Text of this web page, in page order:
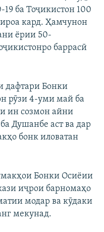
ба Тоҷикистон 100
кард. Ҳамчунон
ёрии 50-
баррасӣ
дафтари Бонки
рӯзи 4-уми май ба
ин созмон айни
Душанбе аст ва дар
бонк иловатан
Бонки Осиёии
иҷрои барномаҳо
модар ва кӯдаки
мекунад.